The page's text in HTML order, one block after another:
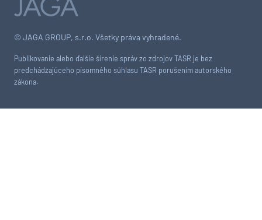
© JAGA GROUP, s.r.o. Všetky práva vyhradené.
Publikovanie alebo ďalšie šírenie správ zo zdrojov TASR je bez
predchádzajúceho písomného súhlasu TASR porušením autorského
zákona.